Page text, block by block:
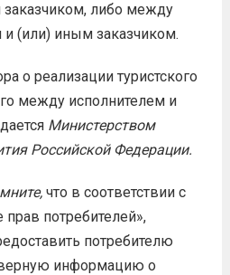
либо между
и (или) иным заказчиком.
о реализации туристского
между исполнителем и
Министерством
Российской Федерации.
что в соответствии с
потребителей»,
потребителю
информацию о